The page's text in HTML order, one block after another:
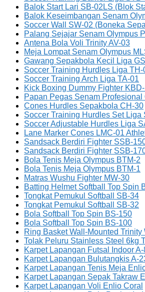
Balok Start Lari SB-02LS (Blok
Balok Keseimbangan Senam
Soccer Wall SW-02 (Boneka
Palang Sejajar Senam Olympus
Antena Bola Voli Trinity AV-03
Meja Lompat Senam Olympus
Gawang Sepakbola Kecil Liga
Soccer Training Hurdles Liga TH-
Soccer Training Arch Liga TA-01
Kick Boxing Dummy Fighter
Papan Pegas Senam Profesional
Cones Hurdles Sepakbola CH-30
Soccer Training Hurdles Set Liga
Soccer Adjustable Hurdles Liga
Lane Marker Cones LMC-01
Sandsack Berdiri Fighter SSB-
Sandsack Berdiri Fighter SSB-
Bola Tenis Meja Olympus BTM-2
Bola Tenis Meja Olympus BTM-1
Matras Wushu Fighter MW-30
Batting Helmet Softball Top Spin
Tongkat Pemukul Softball SB-34
Tongkat Pemukul Softball SB-32
Bola Softball Top Spin BS-150
Bola Softball Top Spin BS-100
Ring Basket Wall-Mounted Trinity
Tolak Peluru Stainless Steel 6kg
Karpet Lapangan Futsal Indoor
Karpet Lapangan Bulutangkis A-
Karpet Lapangan Tenis Meja
Karpet Lapangan Sepak Takraw
Karpet Lapangan Voli Enlio Coral